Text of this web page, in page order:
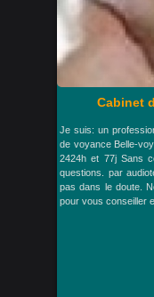
Cabinet
Je suis: un
de voyance Belle-
2424h et 77j Sans
questions. par
pas dans le doute.
pour vous conseiller